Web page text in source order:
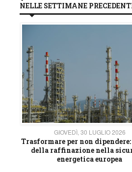
NELLE SETTIMANE
GIOVEDÌ, 30 LUGLIO 2026
Trasformare per non
della raffinazione nella
energetica europea